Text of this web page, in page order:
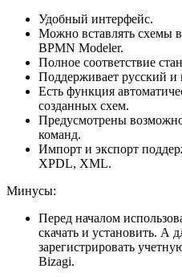
Удобный интерфейс.
Можно вставлять схемы
BPMN Modeler.
Полное соответствие
Поддерживает русский и
Есть функция
созданных схем.
Предусмотрены
команд.
Импорт и экспорт
XPDL, XML.
Минусы:
Перед началом
скачать и установить. А
зарегистрировать
Bizagi.